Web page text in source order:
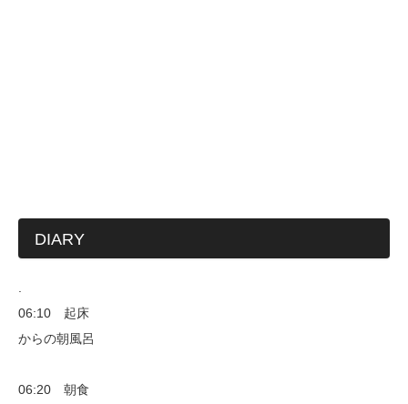
DIARY
06:10 起床
からの朝風呂
06:20 朝食